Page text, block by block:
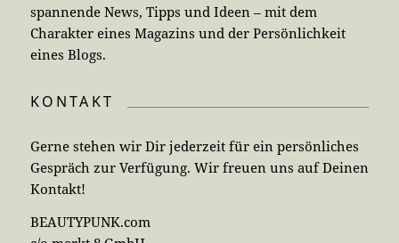
spannende News, Tipps und Ideen – mit dem
Charakter eines Magazins und der Persönlichkeit
eines Blogs.
KONTAKT
Gerne stehen wir Dir jederzeit für ein persönliches
Gespräch zur Verfügung. Wir freuen uns auf Deinen
Kontakt!
BEAUTYPUNK.com